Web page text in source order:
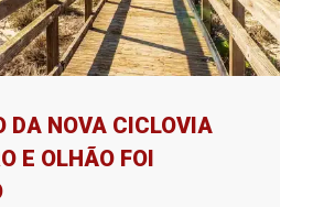
DA NOVA CICLOVIA
E OLHÃO FOI